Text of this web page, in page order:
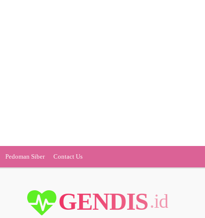
Pedoman Siber Contact Us
GENDIS.id